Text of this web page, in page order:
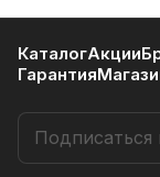
КаталогАкции
Гарантия